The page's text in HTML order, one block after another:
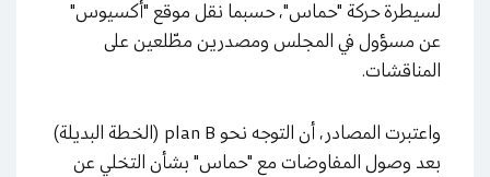
لسيطرة حركة "حماس"، حسبما نقل موقع "أكسيوس"
عن مسؤول في المجلس ومصدرين مطّلعين على
المناقشات.
واعتبرت المصادر، أن التوجه نحو plan B (الخطة البديلة)
بعد وصول المفاوضات مع "حماس" بشأن التخلي عن